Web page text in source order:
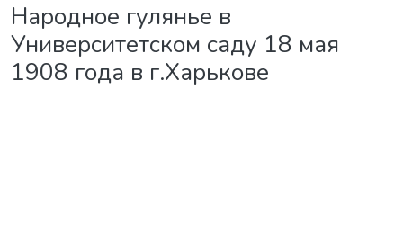
Народное гулянье в
Университетском саду 18 мая
1908 года в г.Харькове